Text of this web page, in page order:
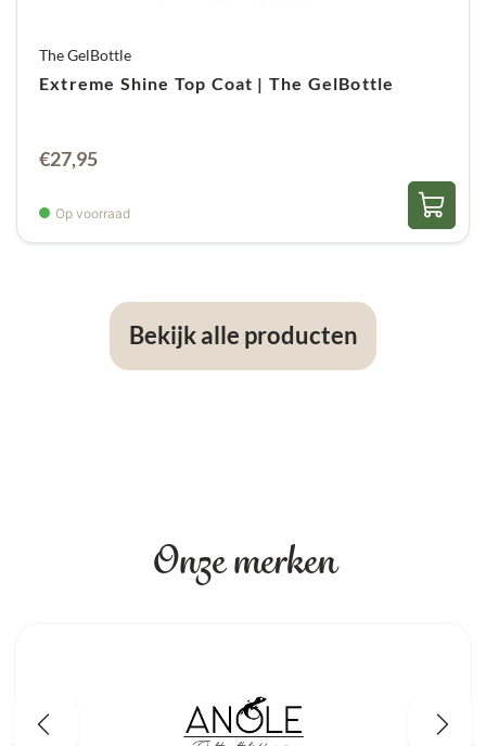
The GelBottle
Extreme Shine Top Coat | The GelBottle
€27,95
Op voorraad
Bekijk alle producten
Onze merken